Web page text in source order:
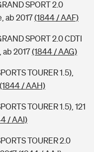
SPORT 2.0
ab 2017(1844 / AAF)
SPORT 2.0 CDTI
ab 2017(1844 / AAG)
TOURER 1.5),
(1844 / AAH)
TOURER 1.5), 121
/ AAI)
TOURER 2.0